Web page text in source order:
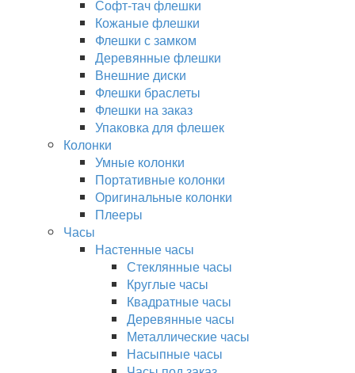
Софт-тач флешки
Кожаные флешки
Флешки с замком
Деревянные флешки
Внешние диски
Флешки браслеты
Флешки на заказ
Упаковка для флешек
Колонки
Умные колонки
Портативные колонки
Оригинальные колонки
Плееры
Часы
Настенные часы
Стеклянные часы
Круглые часы
Квадратные часы
Деревянные часы
Металлические часы
Насыпные часы